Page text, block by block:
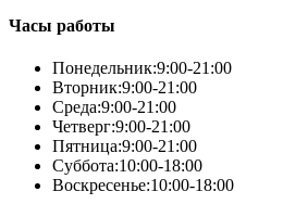
Часы работы
Понедельник:9:00-21:00
Вторник:9:00-21:00
Среда:9:00-21:00
Четверг:9:00-21:00
Пятница:9:00-21:00
Суббота:10:00-18:00
Воскресенье:10:00-18:00